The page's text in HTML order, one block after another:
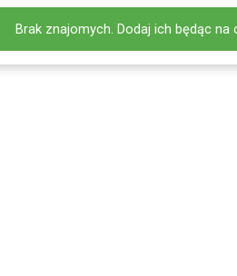
Brak znajomych. Dodaj ich będąc na